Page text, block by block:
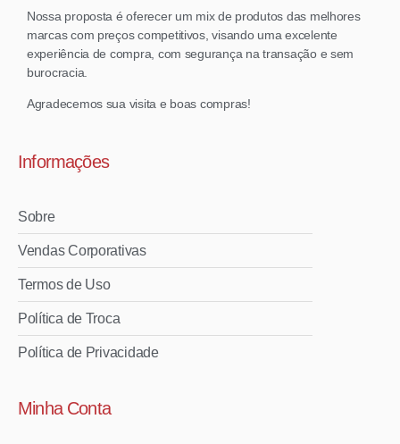
Nossa proposta é oferecer um mix de produtos das melhores
marcas com preços competitivos, visando uma excelente
experiência de compra, com segurança na transação e sem
burocracia.
Agradecemos sua visita e boas compras!
Informações
Sobre
Vendas Corporativas
Termos de Uso
Política de Troca
Política de Privacidade
Minha Conta